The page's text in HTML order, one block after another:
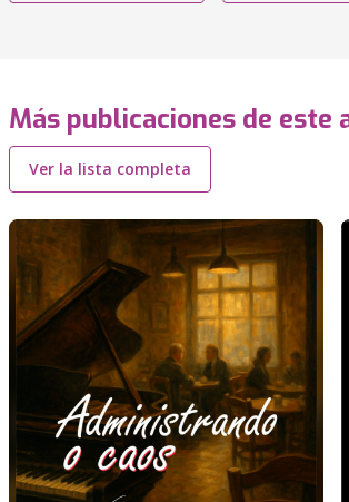
Más publicaciones de este
Ver la lista completa